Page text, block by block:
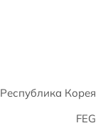
Республика Корея
FEG